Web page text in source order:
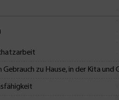
zu Hause, in der Kita und